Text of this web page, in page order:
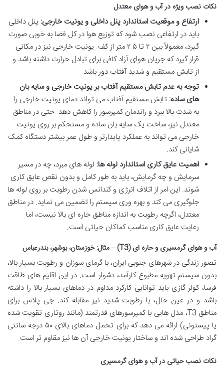
نکات نصب ویژه در آب و هوای معتدل
ارتفاع و موقعیت استاندارد پنل داخلی و یونیت خارجی: پنل داخلی
باید در ارتفاعی نصب شود که توزیع هوا در کل فضا به خوبی صورت
گیرد، معمولاً بین ۲ تا ۲.۵ متر از کف. یونیت خارجی نیز در مکانی
قرار گیرد که جریان هوای آزاد کافی برای تبادل حرارت داشته باشد و
از تابش مستقیم و شدید آفتاب دور باشد.
توجه به عدم تابش مستقیم آفتاب بر یونیت خارجی و سایه بان
های ساده: تابش مستقیم آفتاب می تواند دمای یونیت خارجی را
به شدت بالا ببرد و راندمان کمپرسور را کاهش دهد. حتی در مناطق
معتدل نیز، ساخت یک سایه بان ساده و مستحکم بر روی یونیت
خارجی می تواند به عملکرد پایدارتر و طول عمر بیشتر دستگاه کمک
شایانی کند.
اهمیت عایق کاری استاندارد لوله ها: لوله های مبرد، چه در مسیر
سرمایش و چه گرمایش، باید به طور کامل و بدون نقص عایق کاری
شوند. این امر از اتلاف انرژی و کندانس شدن رطوبت بر روی لوله ها
جلوگیری می کند و بهره وری سیستم را تضمین می نماید. در مناطق
معتدل، اگرچه رطوبت به اندازه مناطق حاره ای بالا نیست، اما
رعایت عایق کاری مناسب کماکان حیاتی است.
آب و هوای گرمسیری و حاره ای (T3) – مثال: خوزستان، بوشهر، بندرعباس
تصور زندگی در شهرهای جنوبی ایران، با گرمای سوزان و رطوبت بسیار بالا،
بدون سیستم تهویه مطبوع کارآمد، دشوار است. در این اقلیم های طاقت
فرسا، کولر گازی باید توانایی کارکرد مداوم در دماهای بسیار بالا را داشته
باشد و در عین حال، با رطوبت شدید نیز مقابله کند. جی پلاس برای
مناطق T3، مدل هایی با کمپرسورهای قدرتمند (مانند روتاری تقویت شده
یا پیستونی) ارائه می دهد که برای تحمل دماهای بالای ۵۰ درجه سانتی
گراد طراحی شده اند و ساختار یونیت خارجی آن ها نیز مقاوم تر است.
نکات نصب حیاتی در آب و هوای گرمسیری